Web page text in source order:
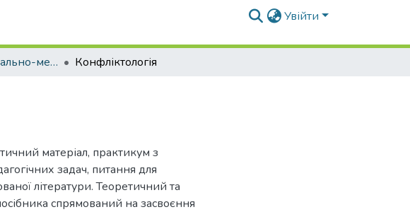
Увійти
Навчальні, навчально-методичні видання Конфліктологія
матеріал, практикум з
задач, питання для
літератури. Теоретичний та
спрямований на засвоєння